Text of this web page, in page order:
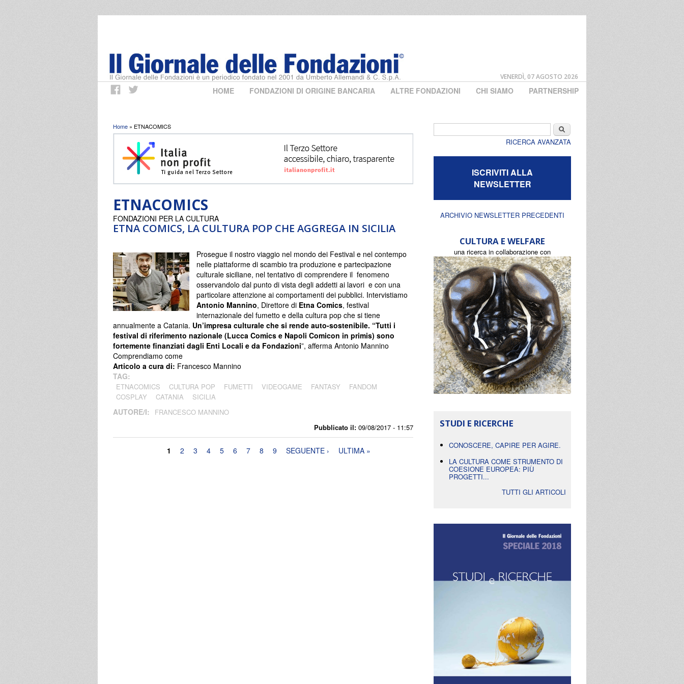
VENERDÌ, 07 AGOSTO 2026
HOME FONDAZIONI DI ORIGINE BANCARIA ALTRE FONDAZIONI CHI SIAMO PARTNERSHIP
Tu sei qui
Home » ETNACOMICS
ETNACOMICS
ETNA COMICS, LA CULTURA POP CHE AGGREGA IN SICILIA
Pubblicato il: 09/08/2017 - 11:57
FONDAZIONI PER LA CULTURA
Prosegue il nostro viaggio nel mondo dei Festival e nel contempo
nelle piattaforme di scambio tra produzione e partecipazione
culturale siciliane, nel tentativo di comprendere il fenomeno
osservandolo dal punto di vista degli addetti ai lavori e con una
particolare attenzione ai comportamenti dei pubblici. Intervistiamo
Antonio Mannino, Direttore di Etna Comics, festival
internazionale del fumetto e della cultura pop che si tiene
annualmente a Catania. Un’impresa culturale che si rende auto-sostenibile. “Tutti i
festival di riferimento nazionale (Lucca Comics e Napoli Comicon in primis) sono
fortemente finanziati dagli Enti Locali e da Fondazioni”, afferma Antonio Mannino
Comprendiamo come
Articolo a cura di: Francesco Mannino
TAG:
ETNACOMICS CULTURA POP FUMETTI VIDEOGAME FANTASY
FANDOM
COSPLAY
CATANIA SICILIA
AUTORE/I: FRANCESCO MANNINO
1 2 3 4 5 6 7 8 9 SEGUENTE › ULTIMA »
Cerca
RICERCA AVANZATA
ISCRIVITI ALLA
NEWSLETTER
ARCHIVIO NEWSLETTER PRECEDENTI
CULTURA E WELFARE
una ricerca in collaborazione con
STUDI E RICERCHE
CONOSCERE, CAPIRE PER AGIRE.
LA CULTURA COME STRUMENTO DI
COESIONE EUROPEA: PIÙ
PROGETTI...
TUTTI GLI ARTICOLI